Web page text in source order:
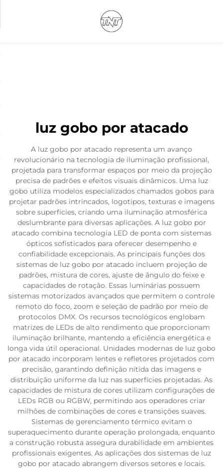
luz gobo por atacado
A luz gobo por atacado representa um avanço
revolucionário na tecnologia de iluminação profissional,
projetada para transformar espaços por meio da projeção
precisa de padrões e efeitos visuais dinâmicos. Uma luz
gobo utiliza modelos especializados chamados gobos para
projetar padrões intrincados, logotipos, texturas e imagens
sobre superfícies, criando uma iluminação atmosférica
deslumbrante para diversas aplicações. A luz gobo por
atacado combina tecnologia LED de ponta com sistemas
ópticos sofisticados para oferecer desempenho e
confiabilidade excepcionais. As principais funções dos
sistemas de luz gobo por atacado incluem projeção de
padrões, mistura de cores, ajuste de ângulo do feixe e
capacidades de rotação. Essas luminárias possuem
sistemas motorizados avançados que permitem o controle
remoto do foco, zoom e seleção de padrão por meio de
protocolos DMX. Os recursos tecnológicos englobam
matrizes de LEDs de alto rendimento que proporcionam
iluminação brilhante, mantendo a eficiência energética e
longa vida útil operacional. Unidades modernas de luz gobo
por atacado incorporam lentes e refletores projetados com
precisão, garantindo definição nítida das imagens e
distribuição uniforme da luz nas superfícies projetadas. As
capacidades de mistura de cores utilizam configurações de
LEDs RGB ou RGBW, permitindo aos operadores criar
milhões de combinações de cores e transições suaves.
Sistemas de gerenciamento térmico evitam o
superaquecimento durante operação prolongada, enquanto
a construção robusta assegura durabilidade em ambientes
profissionais exigentes. As aplicações dos sistemas de luz
gobo por atacado abrangem diversos setores e locais.